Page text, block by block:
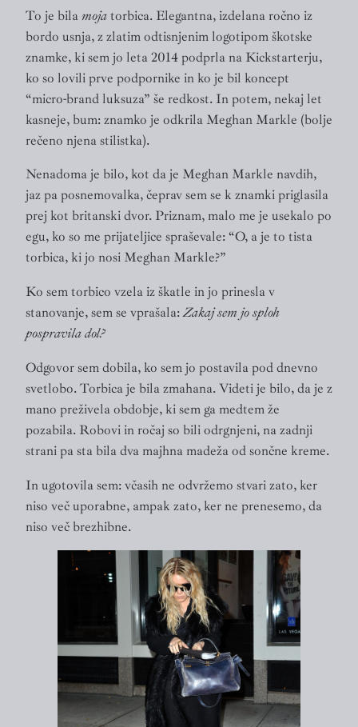
To je bilamojatorbica. Elegantna, izdelana ročno iz
bordo usnja, z zlatim odtisnjenim logotipom škotske
znamke, ki sem jo leta 2014 podprla na Kickstarterju,
ko so lovili prve podpornike in ko je bil koncept
“micro-brand luksuza” še redkost. In potem, nekaj let
kasneje, bum: znamko je odkrila Meghan Markle (bolje
rečeno njena stilistka).
Nenadoma je bilo, kot da je Meghan Markle navdih,
jaz pa posnemovalka, čeprav sem se k znamki priglasila
prej kot britanski dvor. Priznam, malo me je usekalo po
egu, ko so me prijateljice spraševale: “O, a je to tista
torbica, ki jo nosi Meghan Markle?”
Ko sem torbico vzela iz škatle in jo prinesla v
stanovanje, sem se vprašala:Zakaj sem jo sploh
pospravila dol?
Odgovor sem dobila, ko sem jo postavila pod dnevno
svetlobo. Torbica je bila zmahana. Videti je bilo, da je z
mano preživela obdobje, ki sem ga medtem že
pozabila. Robovi in ročaj so bili odrgnjeni, na zadnji
strani pa sta bila dva majhna madeža od sončne kreme.
In ugotovila sem: včasih ne odvržemo stvari zato, ker
niso več uporabne, ampak zato, ker ne prenesemo, da
niso več brezhibne.